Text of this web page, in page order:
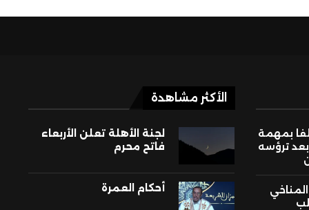
بمهمة
ترؤسه
المناخي
الأكثر مشاهدة
لجنة الأهلة تعلن الأربعاء
فاتح محرم
أحكام العمرة